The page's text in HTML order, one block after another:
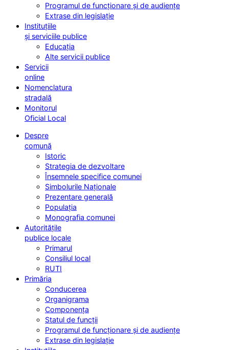
Programul de funcționare și de audiențe
Extrase din legislație
Instituțiile
și serviciile publice
Educația
Alte servicii publice
Servicii
online
Nomenclatura
stradală
Monitorul
Oficial Local
Despre
comună
Istoric
Strategia de dezvoltare
Însemnele specifice comunei
Simbolurile Naționale
Prezentare generală
Populația
Monografia comunei
Autoritățile
publice locale
Primarul
Consiliul local
RUTI
Primăria
Conducerea
Organigrama
Componența
Statul de funcții
Programul de funcționare și de audiențe
Extrase din legislație